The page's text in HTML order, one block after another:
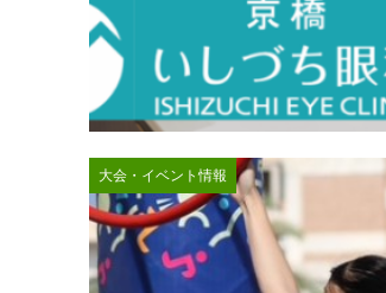
大会・イベント情報